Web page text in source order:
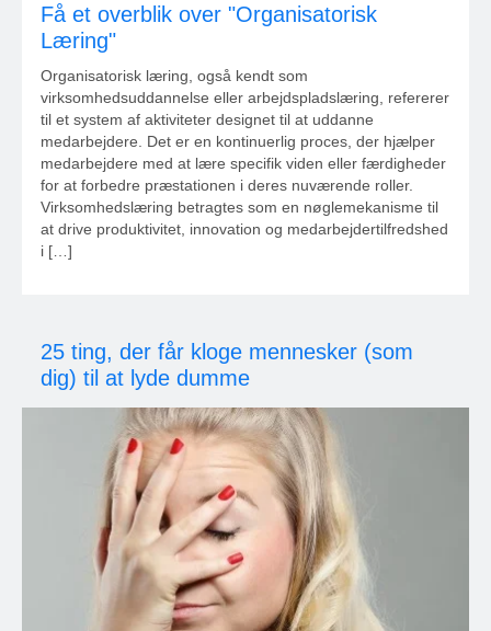
Få et overblik over "Organisatorisk
Læring"
Organisatorisk læring, også kendt som
virksomhedsuddannelse eller arbejdspladslæring, refererer
til et system af aktiviteter designet til at uddanne
medarbejdere. Det er en kontinuerlig proces, der hjælper
medarbejdere med at lære specifik viden eller færdigheder
for at forbedre præstationen i deres nuværende roller.
Virksomhedslæring betragtes som en nøglemekanisme til
at drive produktivitet, innovation og medarbejdertilfredshed
i […]
25 ting, der får kloge mennesker (som
dig) til at lyde dumme